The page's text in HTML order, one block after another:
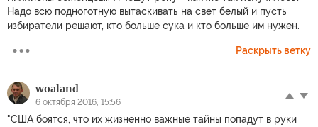
Надо всю подноготную вытаскивать на свет белый и пусть
избиратели решают, кто больше сука и кто больше им нужен.
Раскрыть ветку
woaland
6 октября 2016, 15:56
"США боятся, что их жизненно важные тайны попадут в руки